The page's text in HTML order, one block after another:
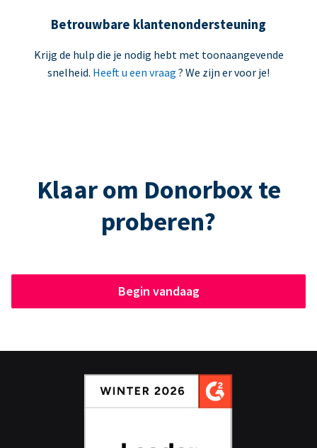
Betrouwbare klantenondersteuning
Krijg de hulp die je nodig hebt met toonaangevende
snelheid. Heeft u een vraag ? We zijn er voor je!
Klaar om Donorbox te
proberen?
Begin vandaag